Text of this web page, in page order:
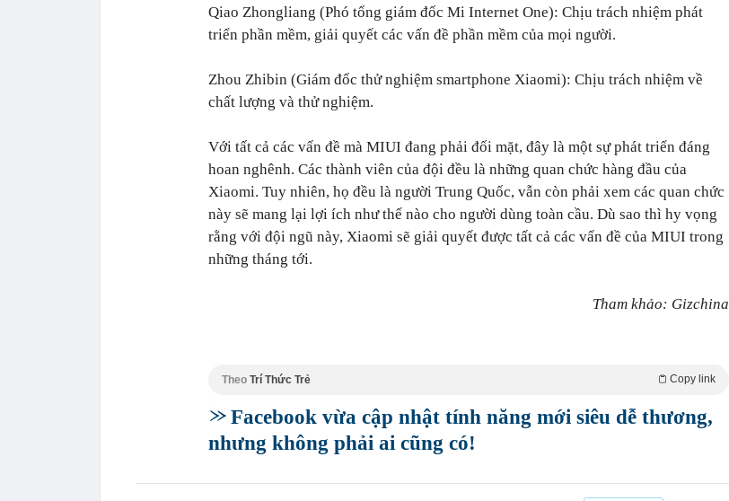
Qiao Zhongliang (Phó tổng giám đốc Mi Internet One): Chịu trách nhiệm phát
triển phần mềm, giải quyết các vấn đề phần mềm của mọi người.
Zhou Zhibin (Giám đốc thử nghiệm smartphone Xiaomi): Chịu trách nhiệm về
chất lượng và thử nghiệm.
Với tất cả các vấn đề mà MIUI đang phải đối mặt, đây là một sự phát triển đáng
hoan nghênh. Các thành viên của đội đều là những quan chức hàng đầu của
Xiaomi. Tuy nhiên, họ đều là người Trung Quốc, vẫn còn phải xem các quan chức
này sẽ mang lại lợi ích như thế nào cho người dùng toàn cầu. Dù sao thì hy vọng
rằng với đội ngũ này, Xiaomi sẽ giải quyết được tất cả các vấn đề của MIUI trong
những tháng tới.
Tham khảo: Gizchina
Theo Trí Thức Trẻ Copy link
Facebook vừa cập nhật tính năng mới siêu dễ thương,
nhưng không phải ai cũng có!